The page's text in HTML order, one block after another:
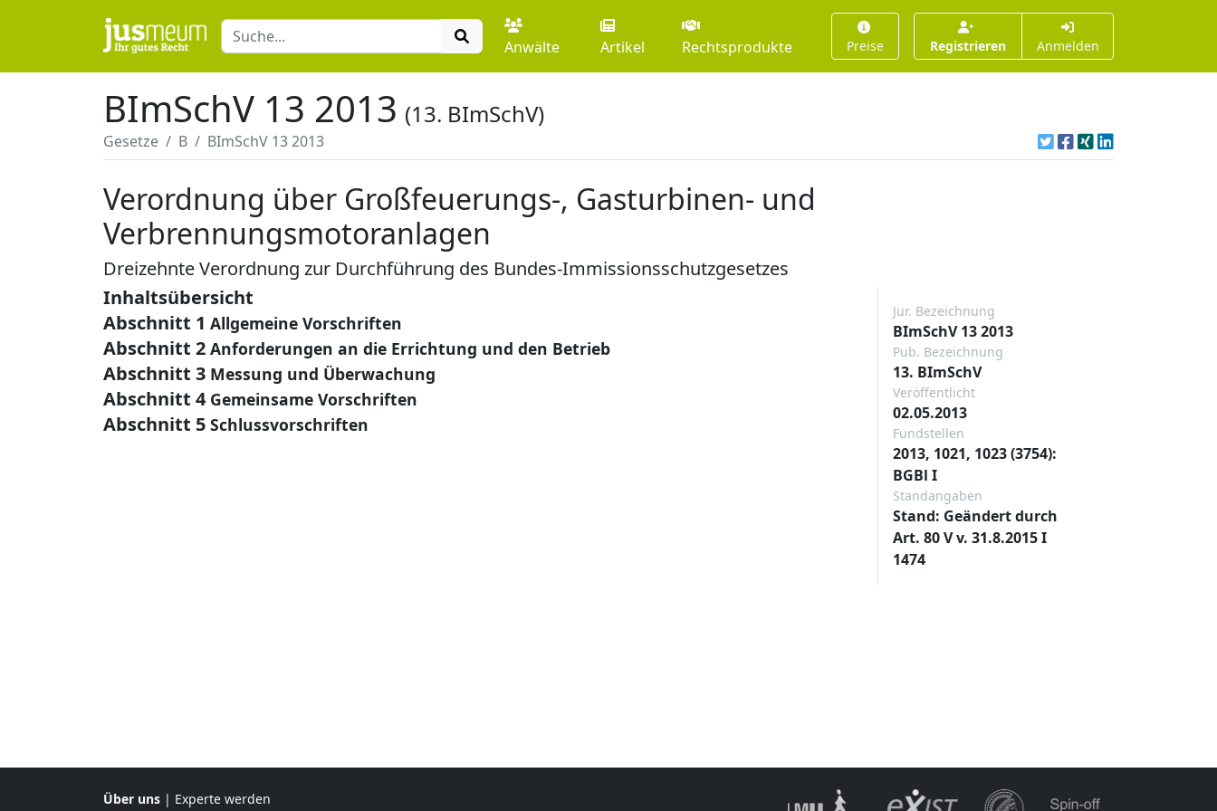
Anwälte Artikel Rechtsprodukte Preise Registrieren Anmelden
BImSchV 13 2013 (13. BImSchV)
Gesetze B BImSchV 13 2013
Verordnung über Großfeuerungs-, Gasturbinen- und
Verbrennungsmotoranlagen
Dreizehnte Verordnung zur Durchführung des Bundes-Immissionsschutzgesetzes
Inhaltsübersicht
Abschnitt 1 Allgemeine Vorschriften
Abschnitt 2 Anforderungen an die Errichtung und den Betrieb
Abschnitt 3 Messung und Überwachung
Abschnitt 4 Gemeinsame Vorschriften
Abschnitt 5 Schlussvorschriften
Jur. Bezeichnung
BImSchV 13 2013
Pub. Bezeichnung
13. BImSchV
Veröffentlicht
02.05.2013
Fundstellen
2013, 1021, 1023 (3754):
BGBl I
Standangaben
Stand: Geändert durch
Art. 80 V v. 31.8.2015 I
1474
Über uns | Experte werden